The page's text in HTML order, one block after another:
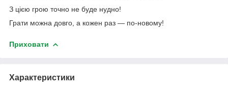
З цією грою точно не буде нудно!
Грати можна довго, а кожен раз — по-новому!
Приховати
Характеристики